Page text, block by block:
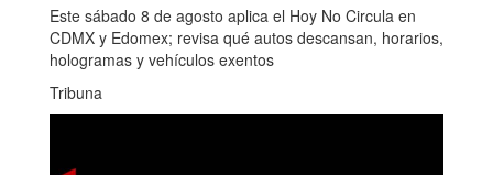
Este sábado 8 de agosto aplica el Hoy No Circula en
CDMX y Edomex; revisa qué autos descansan, horarios,
hologramas y vehículos exentos
Tribuna